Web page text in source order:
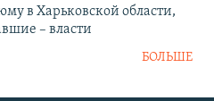
в Харьковской области,
– власти
БОЛЬШЕ